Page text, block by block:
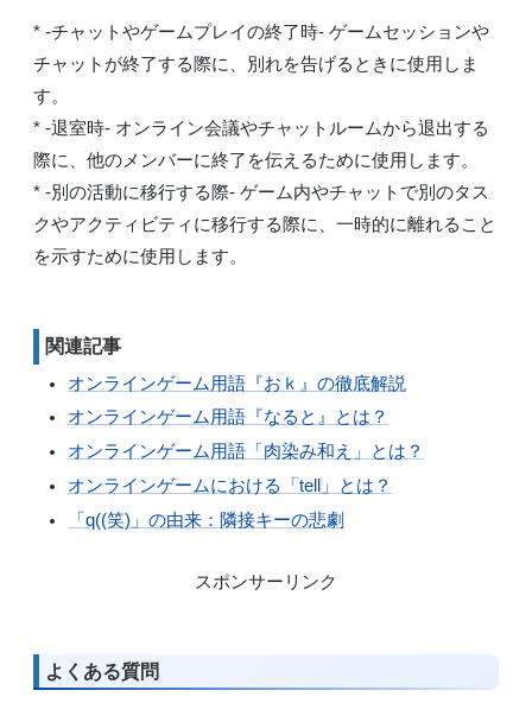
* -チャットやゲームプレイの終了時- ゲームセッションや
チャットが終了する際に、別れを告げるときに使用しま
す。
* -退室時- オンライン会議やチャットルームから退出する
際に、他のメンバーに終了を伝えるために使用します。
* -別の活動に移行する際- ゲーム内やチャットで別のタス
クやアクティビティに移行する際に、一時的に離れること
を示すために使用します。
関連記事
オンラインゲーム用語『おｋ』の徹底解説
オンラインゲーム用語『なると』とは？
オンラインゲーム用語「肉染み和え」とは？
オンラインゲームにおける「tell」とは？
「q((笑)」の由来：隣接キーの悲劇
スポンサーリンク
よくある質問